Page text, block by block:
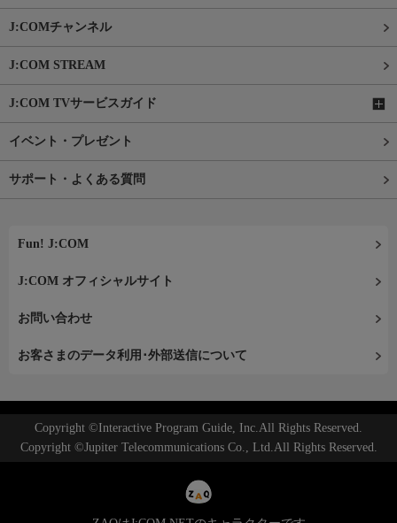
J:COMチャンネル
J:COM STREAM
J:COM TVサービスガイド
イベント・プレゼント
サポート・よくある質問
Fun! J:COM
J:COM オフィシャルサイト
お問い合わせ
お客さまのデータ利用･外部送信について
Copyright ©Interactive Program Guide, Inc.All Rights Reserved.
Copyright ©Jupiter Telecommunications Co., Ltd.All Rights Reserved.